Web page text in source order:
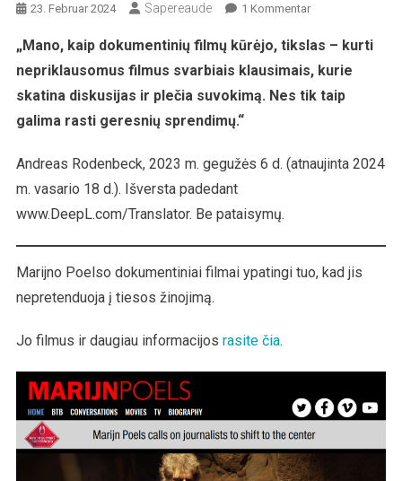
23. Februar 2024 Sapereaude 1 KommentarZu
Būtina
Paklausti
–
Filmai
„Mano, kaip dokumentinių filmų kūrėjo, tikslas – kurti
nepriklausomus filmus svarbiais klausimais, kurie
skatina diskusijas ir plečia suvokimą. Nes tik taip
galima rasti geresnių sprendimų.“
Andreas Rodenbeck, 2023 m. gegužės 6 d. (atnaujinta 2024
m. vasario 18 d.). Išversta padedant
www.DeepL.com/Translator. Be pataisymų.
Marijno Poelso dokumentiniai filmai ypatingi tuo, kad jis
nepretenduoja į tiesos žinojimą.
Jo filmus ir daugiau informacijos rasite čia.